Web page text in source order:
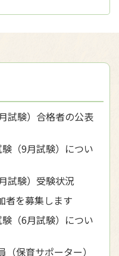
試験）合格者の公表
（9月試験）につい
試験）受験状況
者を募集します
（6月試験）につい
保育サポーター）